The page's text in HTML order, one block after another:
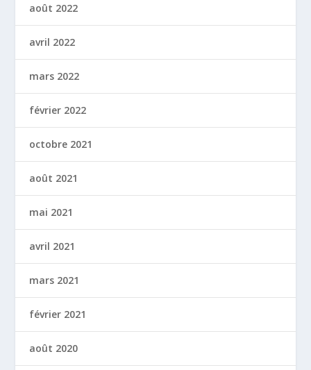
août 2022
avril 2022
mars 2022
février 2022
octobre 2021
août 2021
mai 2021
avril 2021
mars 2021
février 2021
août 2020